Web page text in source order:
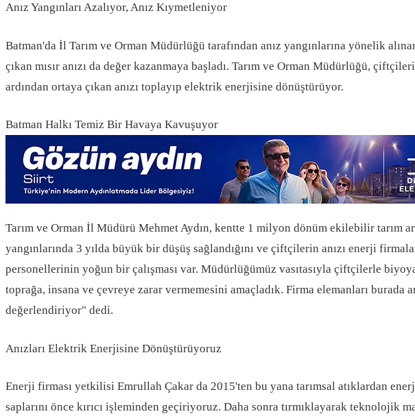
Anız Yangınları Azalıyor, Anız Kıymetleniyor
Batman'da İl Tarım ve Orman Müdürlüğü tarafından anız yangınlarına yönelik
çıkan mısır anızı da değer kazanmaya başladı. Tarım ve Orman Müdürlüğü,
ardından ortaya çıkan anızı toplayıp elektrik enerjisine dönüştürüyor.
Batman Halkı Temiz Bir Havaya Kavuşuyor
Tarım ve Orman İl Müdürü Mehmet Aydın, kentte 1 milyon dönüm ekilebilir tarım
yangınlarında 3 yılda büyük bir düşüş sağlandığını ve çiftçilerin anızı enerji
personellerinin yoğun bir çalışması var. Müdürlüğümüz vasıtasıyla çiftçilerle
toprağa, insana ve çevreye zarar vermemesini amaçladık. Firma elemanları
değerlendiriyor" dedi.
Anızları Elektrik Enerjisine Dönüştürüyoruz
Enerji firması yetkilisi Emrullah Çakar da 2015'ten bu yana tarımsal atıklardan
saplarını önce kırıcı işleminden geçiriyoruz. Daha sonra tırmıklayarak